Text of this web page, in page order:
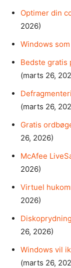
Optimer din
2026)
Windows
Bedste gratis
(marts 26,
(marts 26,
Gratis
26, 2026)
McAfee
2026)
Virtuel
2026)
26, 2026)
Windows vil
(marts 26,